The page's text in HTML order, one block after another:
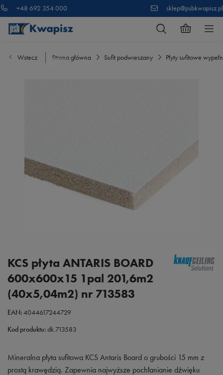
+48 692 354 000 sklep@psbkwapisz.pl
Wstecz Strona główna Sufit podwieszany Płyty sufitowe
KCS płyta ANTARIS BOARD
600x600x15 1pal 201,6m2
(40x5,04m2) nr 713583
EAN:4044617244729
Kod produktu:dk.713583
Mineralna płyta sufitowa KCS Antaris Board o grubości 15 mm z
prostą krawędzią. Zapewnia najwyższe pochłanianie dźwięku